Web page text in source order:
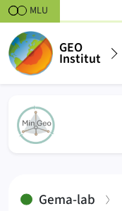
Zum Inhalt springen
MLU
GEO
Institut
Gema-lab